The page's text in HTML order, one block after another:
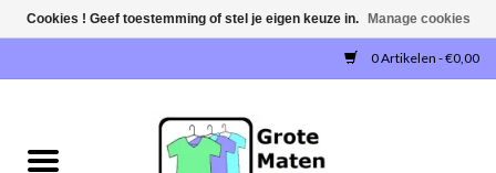
0 Artikelen - €0,00
NIEUW!
Cookies ! Geef toestemming of stel je eigen keuze in. Manage cookies